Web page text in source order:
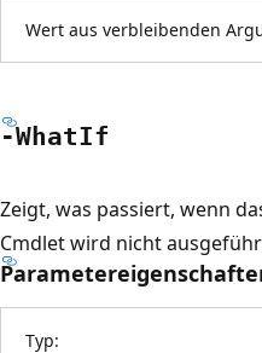
Wert aus verbleibenden
-WhatIf
Zeigt, was passiert, wenn
Cmdlet wird nicht
Typ: